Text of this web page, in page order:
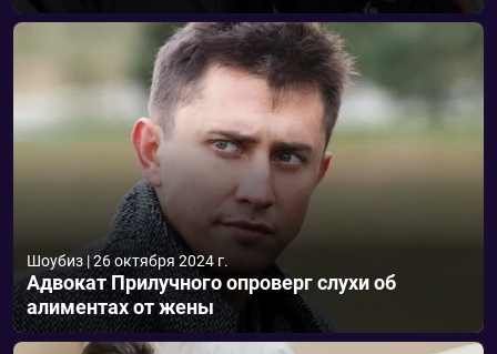
Шоубиз |26 октября 2024 г.
Адвокат Прилучного опроверг слухи об
алиментах от жены